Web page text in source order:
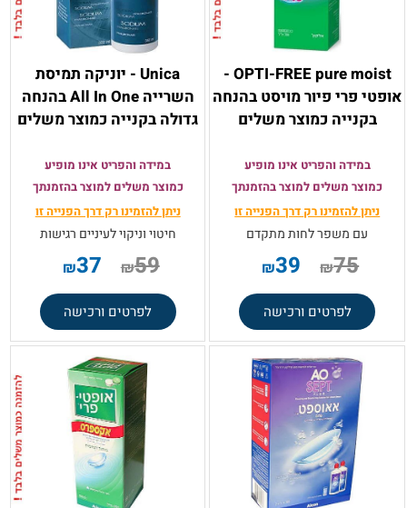
OPTI-FREE pure moist -
אופטי פרי פיור מויסט בהנחה
בקנייה כמוצר משלים
במידה והפריט אינו מופיע
כמוצר משלים למוצר בהזמנתך
ניתן להזמינו רק דרך הפנייה זו
עם משפר לחות מתקדם
₪75
₪39
לפרטים ורכישה
Unica - יוניקה תמיסת
השרייה All In One בהנחה
גדולה בקנייה כמוצר משלים
במידה והפריט אינו מופיע
כמוצר משלים למוצר בהזמנתך
ניתן להזמינו רק דרך הפנייה זו
חיטוי וניקוי לעיניים רגישות
₪59
₪37
לפרטים ורכישה